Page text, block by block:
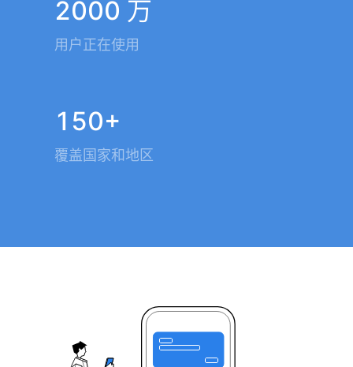
imToken
2000 万